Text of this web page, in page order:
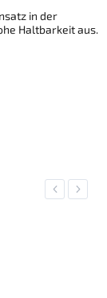
in der
Haltbarkeit aus.
Previous
Next